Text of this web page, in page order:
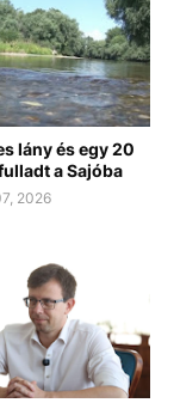
lány és egy 20
a Sajóba
2026